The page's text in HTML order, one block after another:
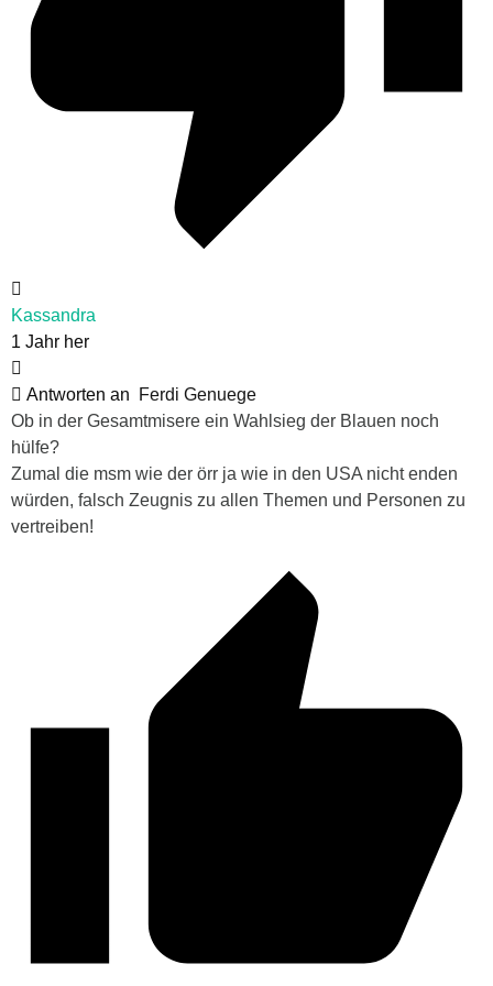
Kassandra
1 Jahr her
Antworten an
Ferdi Genuege
Ob in der Gesamtmisere ein Wahlsieg der Blauen noch
hülfe?
Zumal die msm wie der örr ja wie in den USA nicht enden
würden, falsch Zeugnis zu allen Themen und Personen zu
vertreiben!